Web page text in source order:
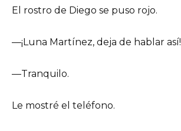
El rostro de Diego se puso rojo.
—¡Luna Martínez, deja de hablar así!
—Tranquilo.
Le mostré el teléfono.